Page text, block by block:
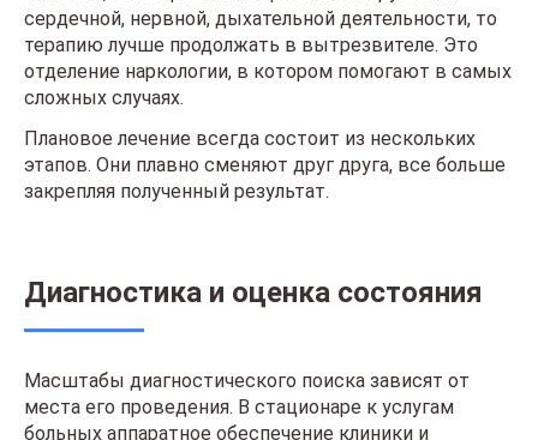
сердечной, нервной, дыхательной деятельности, то
терапию лучше продолжать в вытрезвителе. Это
отделение наркологии, в котором помогают в самых
сложных случаях.
Плановое лечение всегда состоит из нескольких
этапов. Они плавно сменяют друг друга, все больше
закрепляя полученный результат.
Диагностика и оценка состояния
Масштабы диагностического поиска зависят от
места его проведения. В стационаре к услугам
больных аппаратное обеспечение клиники и